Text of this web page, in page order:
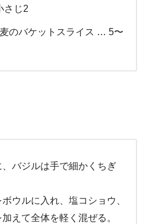
さじ2
のバケットスライス … 5〜
、バジルは手で細かくちぎ
ウルに入れ、塩コショウ、
えて全体を軽く混ぜる。